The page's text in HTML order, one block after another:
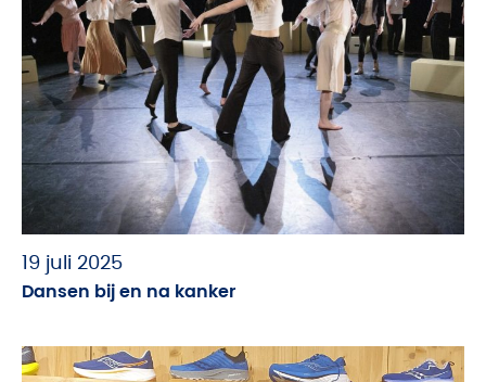
19 juli 2025
Dansen bij en na kanker